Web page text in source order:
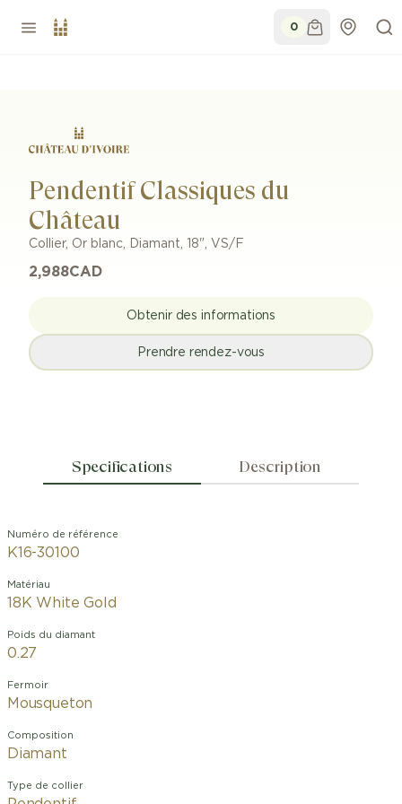
0
Pendentif Classiques du
Château
Collier, Or blanc, Diamant, 18", VS/F
2,988CAD
Obtenir des informations
Prendre rendez-vous
Specifications Description
Numéro de référence
K16-30100
Matériau
18K White Gold
Poids du diamant
0.27
Fermoir
Mousqueton
Composition
Diamant
Type de collier